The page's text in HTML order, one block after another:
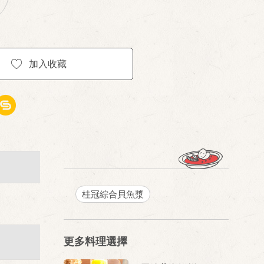
加入收藏
桂冠綜合貝魚漿
更多料理選擇